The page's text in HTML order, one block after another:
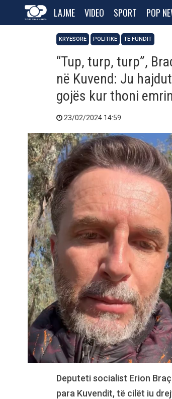
LAJME VIDEO SPORT POP
KRYESORE POLITIKË TË FUNDIT
“Tup, turp, turp”,
në Kuvend: Ju
gojës kur thoni
23/02/2024 14:59
Deputeti socialist Erion
para Kuvendit, të cilët iu